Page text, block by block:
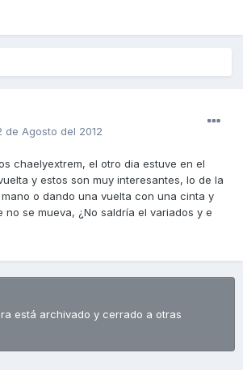
de Agosto del 2012
chaelyextrem, el otro dia estuve en el
y estos son muy interesantes, lo de la
o dando una vuelta con una cinta y
no se mueva, ¿No saldría el variados y e
está archivado y cerrado a otras